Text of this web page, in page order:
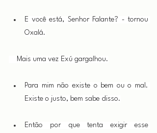
E você está, Senhor Falante? - tornou
Oxalá.
Mais uma vez Exú gargalhou.
Para mim não existe o bem ou o mal.
Existe o justo, bem sabe disso.
Então por que tenta exigir esse